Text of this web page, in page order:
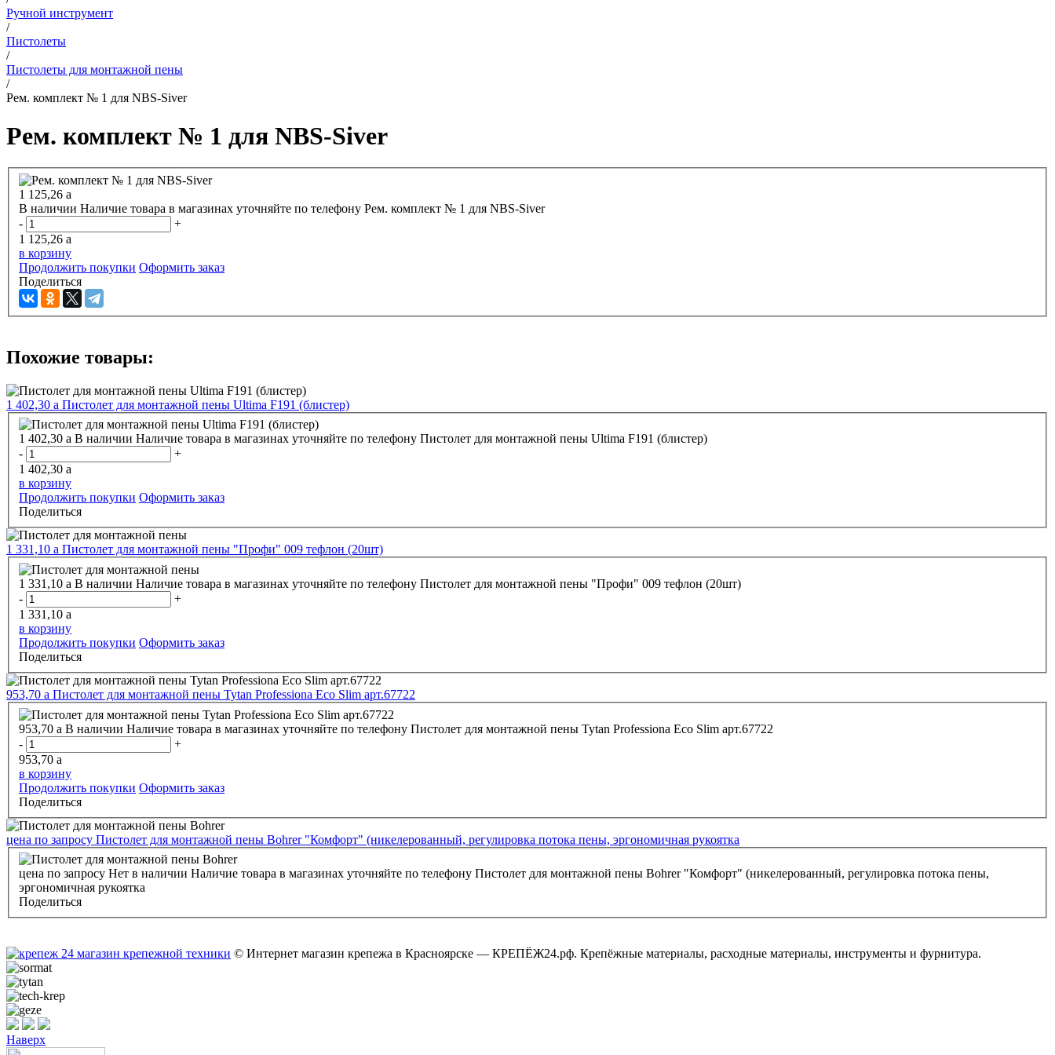
Ручной инструмент
/
Пистолеты
/
Пистолеты для монтажной пены
/
Рем. комплект № 1 для NBS-Siver
Рем. комплект № 1 для NBS-Siver
1 125,26 a
В наличии Наличие товара в магазинах уточняйте по телефону Рем. комплект № 1 для NBS-Siver
-
+
1 125,26 a
в корзину
Продолжить покупки Оформить заказ
Поделиться
Похожие товары:
1 402,30 a Пистолет для монтажной пены Ultima F191 (блистер)
1 402,30 a В наличии Наличие товара в магазинах уточняйте по телефону Пистолет для монтажной пены Ultima F191 (блистер)
-
+
1 402,30 a
в корзину
Продолжить покупки Оформить заказ
Поделиться
1 331,10 a Пистолет для монтажной пены "Профи" 009 тефлон (20шт)
1 331,10 a В наличии Наличие товара в магазинах уточняйте по телефону Пистолет для монтажной пены "Профи" 009 тефлон (20шт)
-
+
1 331,10 a
в корзину
Продолжить покупки Оформить заказ
Поделиться
953,70 a Пистолет для монтажной пены Tytan Professiona Eco Slim арт.67722
953,70 a В наличии Наличие товара в магазинах уточняйте по телефону Пистолет для монтажной пены Tytan Professiona Eco Slim арт.67722
-
+
953,70 a
в корзину
Продолжить покупки Оформить заказ
Поделиться
цена по запросу Пистолет для монтажной пены Bohrer "Комфорт" (никелерованный, регулировка потока пены, эргономичная рукоятка
цена по запросу Нет в наличии Наличие товара в магазинах уточняйте по телефону Пистолет для монтажной пены Bohrer "Комфорт" (никелерованный, регулировка потока пены,
эргономичная рукоятка
Поделиться
© Интернет магазин крепежа в Красноярске — КРЕПЁЖ24.рф. Крепёжные материалы, расходные материалы, инструменты и фурнитура.
Наверх